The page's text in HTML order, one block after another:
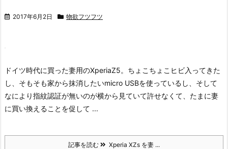
2017年6月2日 物欲フツフツ
ドイツ時代に買った妻用のXperiaZ5。 ちょこちょこヒビ入ってきた
し、そもそも家から抹消したいmicro USBを使っているし、そして
なにより指紋認証が無いのが横から見ていて許せなくて、たまに妻
に買い換えることを促して ...
記事を読む Xperia XZs を妻 ...